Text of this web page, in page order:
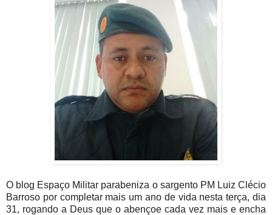
O blog Espaço Militar parabeniza o sargento PM Luiz Clécio
Barroso por completar mais um ano de vida nesta terça, dia
31, rogando a Deus que o abençoe cada vez mais e encha